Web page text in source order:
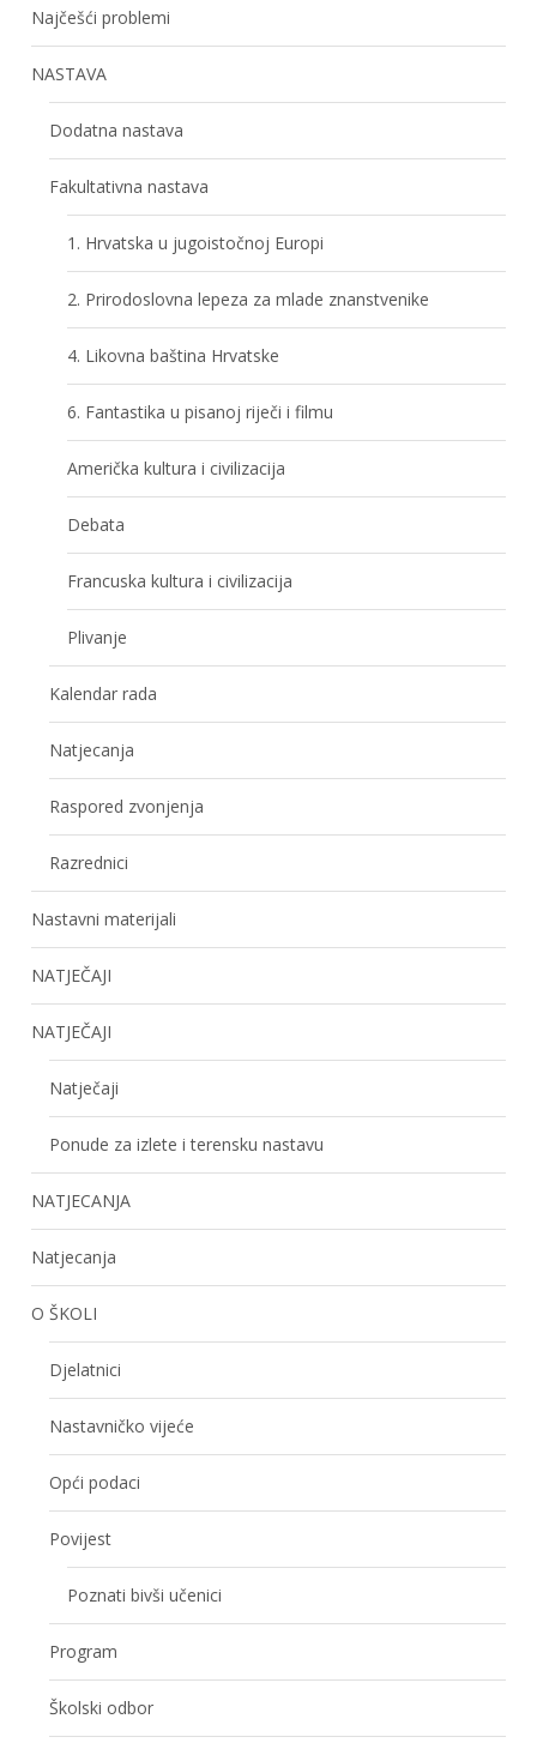
Najčešći problemi
NASTAVA
Dodatna nastava
Fakultativna nastava
1. Hrvatska u jugoistočnoj Europi
2. Prirodoslovna lepeza za mlade znanstvenike
4. Likovna baština Hrvatske
6. Fantastika u pisanoj riječi i filmu
Američka kultura i civilizacija
Debata
Francuska kultura i civilizacija
Plivanje
Kalendar rada
Natjecanja
Raspored zvonjenja
Razrednici
Nastavni materijali
NATJEČAJI
NATJEČAJI
Natječaji
Ponude za izlete i terensku nastavu
NATJECANJA
Natjecanja
O ŠKOLI
Djelatnici
Nastavničko vijeće
Opći podaci
Povijest
Poznati bivši učenici
Program
Školski odbor